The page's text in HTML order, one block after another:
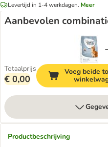
Levertijd in 1-4 werkdagen. Meer
Aanbevolen
Totaalprijs
€ 0,00
Voeg beide
Productbeschrijving